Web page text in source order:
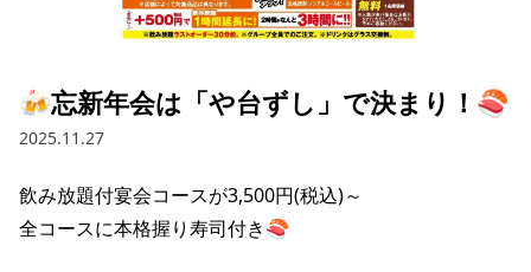
経営陣
組織図
所在地
焼とりてっぱん
玉鋼
会長メッセージ
コーポレートガバナンス
業績推移
株式情報
採用情報トップ
パート・アルバイト
店舗物件・店舗施工管理業者の募集
お問い合わせ
IRお問い合わせ
プライバシーポリシー
🍻忘新年会は「や台ずし」で決まり！🍣
2025.11.27
飲み放題付宴会コースが3,500円(税込)～
全コースに本格握り寿司付き🍣